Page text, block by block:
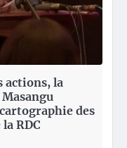
actions, la
des
RDC